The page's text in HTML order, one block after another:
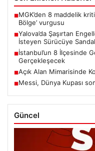
■MGK’den 8 maddelik
Bölge’ vurgusu
■Yalova’da Şaşırtan
İsteyen Sürücüye
■İstanbul’un 8 İlçesinde
Gerçekleşecek
■Açık Alan Mimarisinde
■Messi, Dünya Kupası
Güncel